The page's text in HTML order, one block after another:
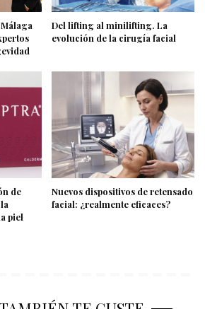
Del lifting al minilifting. La
evolución de la cirugía facial
de
piel
Nuevos dispositivos de retensado
facial: ¿realmente eficaces?